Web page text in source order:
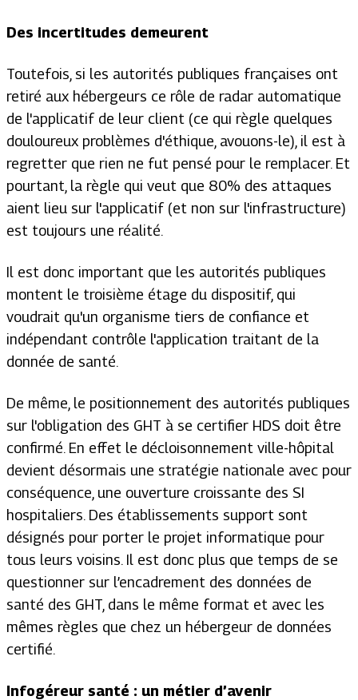
Des incertitudes demeurent
Toutefois, si les autorités publiques françaises ont
retiré aux hébergeurs ce rôle de radar automatique
de l'applicatif de leur client (ce qui règle quelques
douloureux problèmes d'éthique, avouons-le), il est à
regretter que rien ne fut pensé pour le remplacer. Et
pourtant, la règle qui veut que 80% des attaques
aient lieu sur l'applicatif (et non sur l'infrastructure)
est toujours une réalité.
Il est donc important que les autorités publiques
montent le troisième étage du dispositif, qui
voudrait qu'un organisme tiers de confiance et
indépendant contrôle l'application traitant de la
donnée de santé.
De même, le positionnement des autorités publiques
sur l'obligation des GHT à se certifier HDS doit être
confirmé. En effet le décloisonnement ville-hôpital
devient désormais une stratégie nationale avec pour
conséquence, une ouverture croissante des SI
hospitaliers. Des établissements support sont
désignés pour porter le projet informatique pour
tous leurs voisins. Il est donc plus que temps de se
questionner sur l’encadrement des données de
santé des GHT, dans le même format et avec les
mêmes règles que chez un hébergeur de données
certifié.
Infogéreur santé : un métier d’avenir